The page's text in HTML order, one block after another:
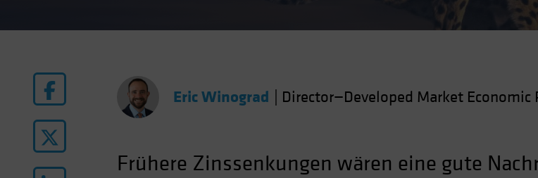
Eric Winograd Director—Developed Market Economic
Frühere Zinssenkungen wären eine gute